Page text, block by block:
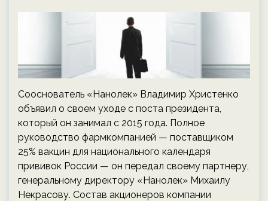
Сооснователь «Нанолек» Владимир Христенко
объявил о своем уходе с поста президента,
который он занимал с 2015 года. Полное
руководство фармкомпанией — поставщиком
25% вакцин для национального календаря
прививок России — он передал своему партнеру,
генеральному директору «Нанолек» Михаилу
Некрасову. Состав акционеров компании